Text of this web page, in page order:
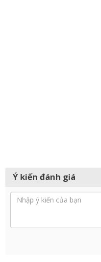
Ý kiến đánh giá